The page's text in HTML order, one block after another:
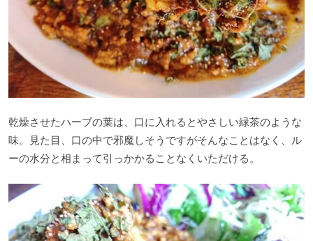
乾燥させたハーブの葉は、口に入れるとやさしい緑茶のような
味。見た目、口の中で邪魔しそうですがそんなことはなく、ル
ーの水分と相まって引っかかることなくいただける。